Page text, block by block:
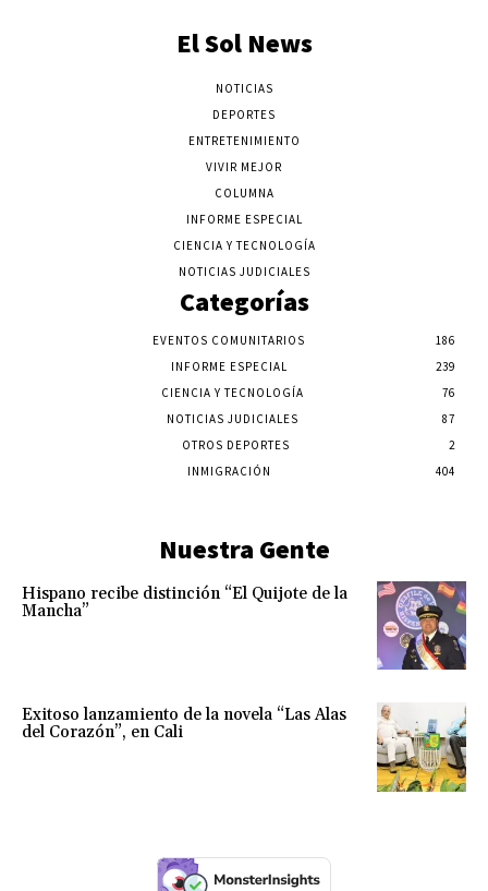
El Sol News
NOTICIAS
DEPORTES
ENTRETENIMIENTO
VIVIR MEJOR
COLUMNA
INFORME ESPECIAL
CIENCIA Y TECNOLOGÍA
NOTICIAS JUDICIALES
Categorías
EVENTOS COMUNITARIOS
186
INFORME ESPECIAL
239
CIENCIA Y TECNOLOGÍA
76
NOTICIAS JUDICIALES
87
OTROS DEPORTES
2
INMIGRACIÓN
404
Nuestra Gente
Hispano recibe distinción “El Quijote de la
Mancha”
Exitoso lanzamiento de la novela “Las Alas
del Corazón”, en Cali